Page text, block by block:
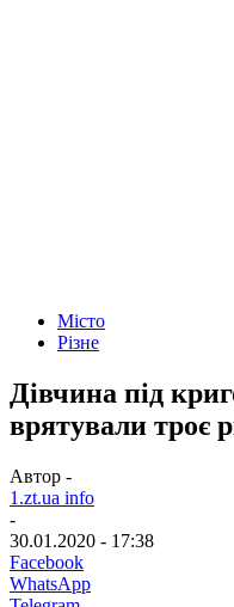
Місто
Різне
Дівчина під
врятували троє
Автор -
1.zt.ua info
-
30.01.2020 - 17:38
Facebook
WhatsApp